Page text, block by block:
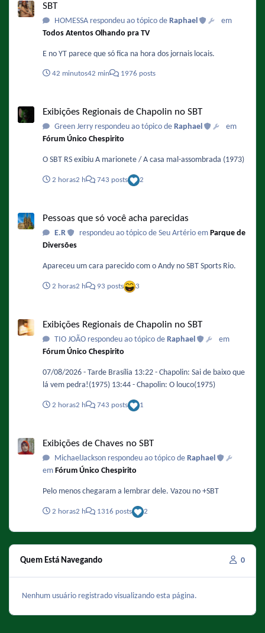
SBT
HOMESSA respondeu ao tópico de Raphael
em
Todos Atentos Olhando pra TV
E no YT parece que só fica na hora dos jornais locais.
42 minutos42 min 1976 posts
Exibições Regionais de Chapolin no SBT
Green Jerry respondeu ao tópico de Raphael
em
Fórum Único Chespirito
O SBT RS exibiu A marionete / A casa mal-assombrada (1973)
2 horas2 h 743 posts 2
Pessoas que só você acha parecidas
E.R respondeu ao tópico de Seu Artério em Parque de
Diversões
Apareceu um cara parecido com o Andy no SBT Sports Rio.
2 horas2 h 93 posts 3
Exibições Regionais de Chapolin no SBT
TIO JOÃO respondeu ao tópico de Raphael
em
Fórum Único Chespirito
07/08/2026 - Tarde Brasília 13:22 - Chapolin: Sai de baixo que
lá vem pedra!(1975) 13:44 - Chapolin: O louco(1975)
2 horas2 h 743 posts 1
Exibições de Chaves no SBT
MichaelJackson respondeu ao tópico de Raphael
em Fórum Único Chespirito
Pelo menos chegaram a lembrar dele. Vazou no +SBT
2 horas2 h 1316 posts 2
Quem Está Navegando 0
Nenhum usuário registrado visualizando esta página.